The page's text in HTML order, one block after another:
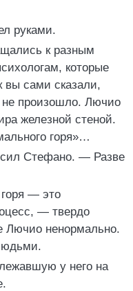
руками.
к разным
которые
вы сами сказали,
не произошло. Лючио
железной стеной.
горя»…
Стефано. — Разве
— это
— твердо
Лючио ненормально.
у него на